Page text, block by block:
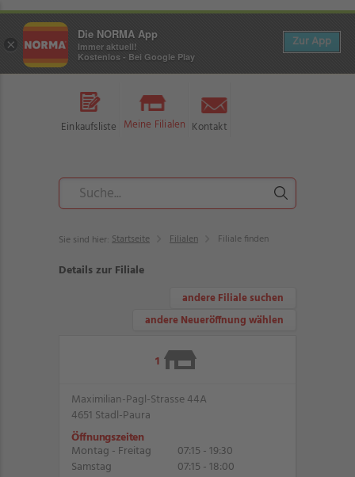
Einkaufsliste Meine Filialen Kontakt
Sie sind hier: Startseite Filialen Filiale finden
Details zur Filiale
andere Filiale suchen
andere Neueröffnung wählen
1
Maximilian-Pagl-Strasse 44A
4651 Stadl-Paura
Öffnungszeiten
Montag - Freitag
07:15 - 19:30
Samstag
07:15 - 18:00
×
Die NORMA App
Immer aktuell!
Kostenlos - Bei Google Play
Zur App